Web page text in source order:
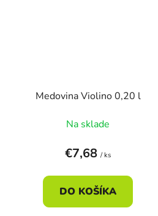
Medovina Violino 0,20 l
Na sklade
€7,68 / ks
DO KOŠÍKA